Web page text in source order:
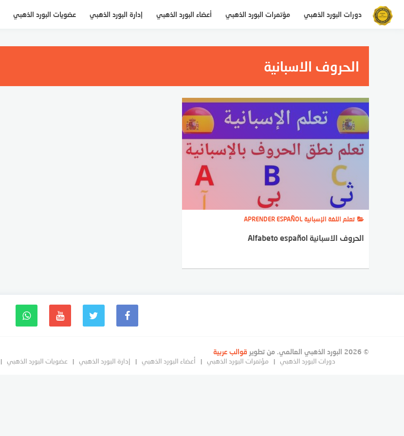
التجاوز
المحتوى
دورات البورد الذهبي مؤتمرات البورد الذهبي أعضاء البورد الذهبي إدارة البورد الذهبي عضويات البورد الذهبي
الحروف الاسبانية
تعلم اللغة الإسبانية APRENDER ESPAÑOL
الحروف الاسبانية Alfabeto español
© 2026 البورد الذهبي العالمي. من تطوير
قوالب عربية
دورات البورد الذهبي
مؤتمرات البورد الذهبي أعضاء البورد الذهبي إدارة البورد الذهبي عضويات البورد الذهبي